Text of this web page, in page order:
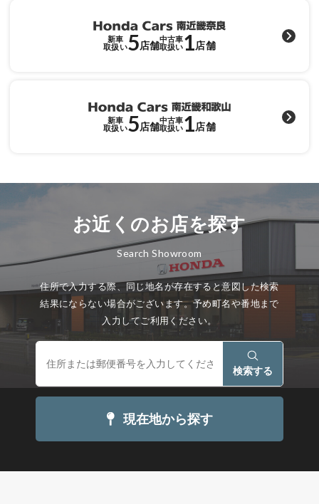
新車
取扱い5店舗
中古車
取扱い1店舗
新車
取扱い5店舗
中古車
取扱い1店舗
お近くのお店を探す
Search Showroom
住所で入力する際、同じ地名が存在すると意図した検索
結果にならない場合がございます。予め町名や番地まで
入力してご利用ください。
検索する
現在地から探す